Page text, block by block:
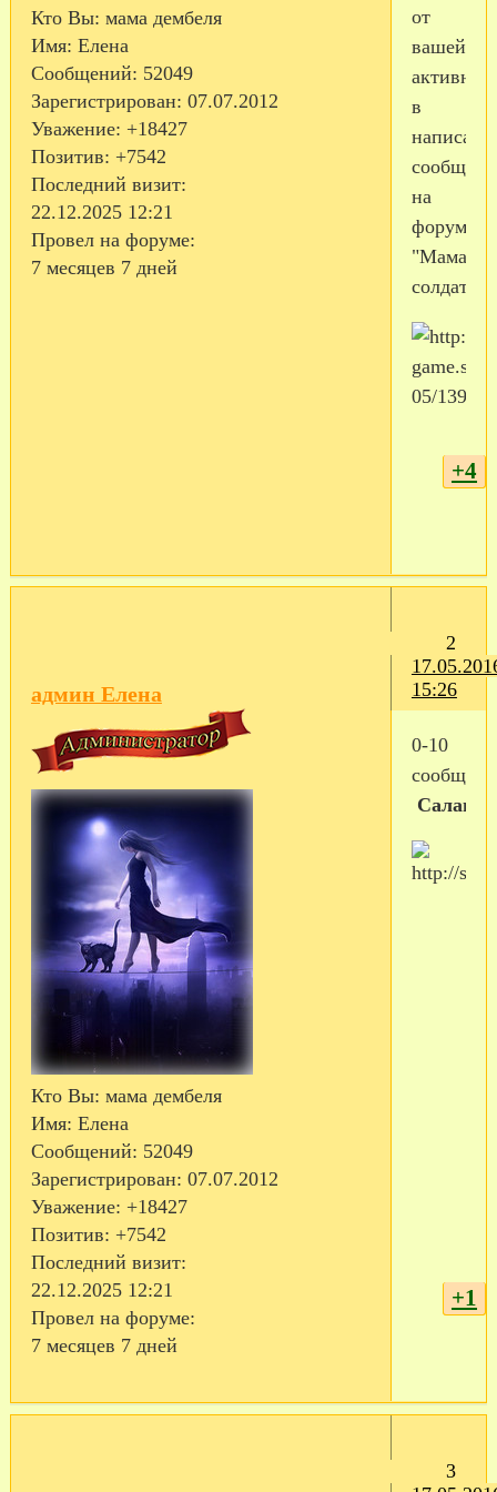
Кто Вы: мама дембеля
Имя: Елена
Сообщений: 52049
Зарегистрирован: 07.07.2012
Уважение: +18427
Позитив: +7542
Последний визит:
22.12.2025 12:21
Провел на форуме:
7 месяцев 7 дней
от
вашей
в
на
форуме
"Мама
солдата".
+4
2
15:26
админ Елена
Кто Вы: мама дембеля
Имя: Елена
Сообщений: 52049
Зарегистрирован: 07.07.2012
Уважение: +18427
Позитив: +7542
Последний визит:
22.12.2025 12:21
Провел на форуме:
7 месяцев 7 дней
0-10
Салага
+1
3